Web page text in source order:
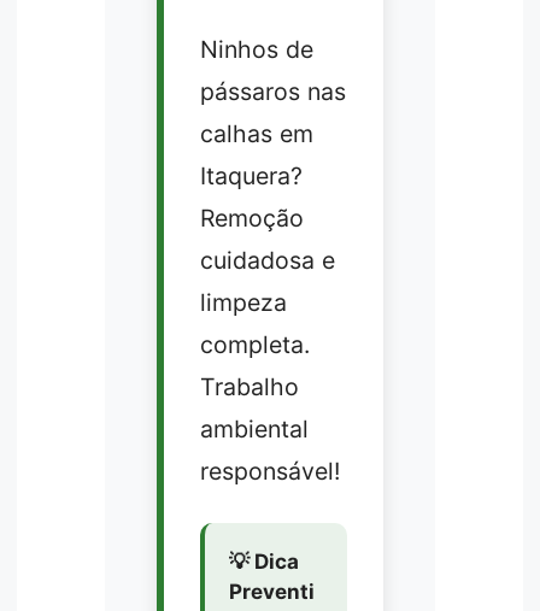
Ninhos de
pássaros nas
calhas em
Itaquera?
Remoção
cuidadosa e
limpeza
completa.
Trabalho
ambiental
responsável!
💡 Dica
Preventi